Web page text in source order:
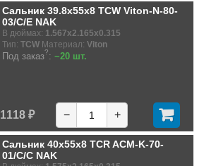
Сальник 39.8x55x8 TCW Viton-N-80-
03/C/E NAK
В дюймах: 1.567x2.165x0.315
Тип: TCW Материал: Viton
Под заказ?: ~20 шт.
1118 ₽ − +
Сальник 40x55x8 TCR ACM-K-70-
01/C/C NAK